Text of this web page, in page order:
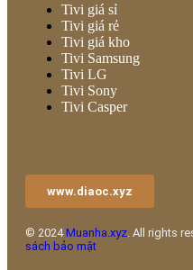
Tivi giá sỉ
Tivi giá rẻ
Tivi giá kho
Tivi Samsung
Tivi LG
Tivi Sony
Tivi Casper
www.diaoc.xyz
© 2024Muanha.xyz . All rights
sách bảo mật